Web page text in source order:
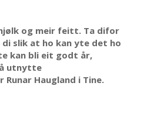
og meir feitt. Ta difor
slik at ho kan yte det ho
kan bli eit godt år,
utnytte
Haugland i Tine.